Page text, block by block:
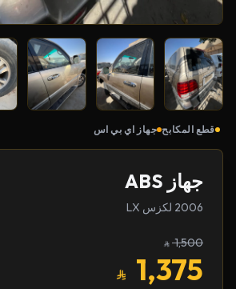
قطع المكابح جهاز اي بي اس
جهاز ABS
2006 لكزس LX
1,500
1,375